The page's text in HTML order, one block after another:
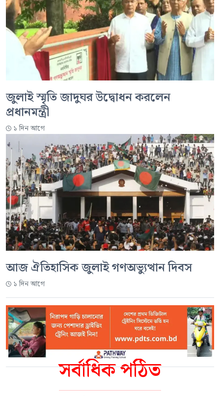
সর্বাধিক পঠিত
জুলাই স্মৃতি জাদুঘর উদ্বোধন করলেন
প্রধানমন্ত্রী
১ দিন আগে
আজ ঐতিহাসিক জুলাই গণঅভ্যুত্থান দিবস
১ দিন আগে